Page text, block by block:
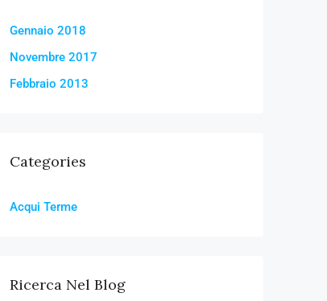
Gennaio 2018
Novembre 2017
Febbraio 2013
Categories
Acqui Terme
Ricerca Nel Blog